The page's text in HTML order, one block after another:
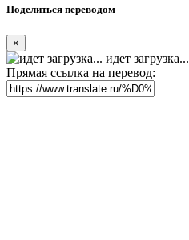
Поделиться переводом
×
идет загрузка...
Прямая ссылка на перевод: